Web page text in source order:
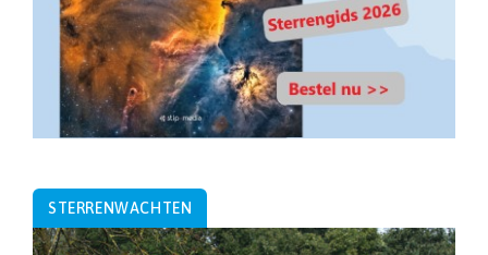
STERRENWACHTEN